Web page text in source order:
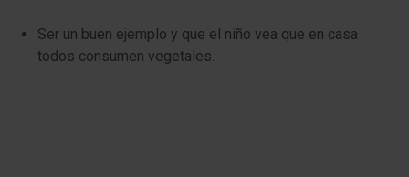
Ser un buen ejemplo y que el niño vea que en casa
todos consumen vegetales.